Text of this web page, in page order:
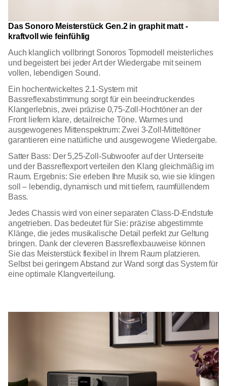
Das Sonoro Meisterstück Gen.2 in graphit matt -
kraftvoll wie feinfühlig
Auch klanglich vollbringt Sonoros Topmodell meisterliches
und begeistert bei jeder Art der Wiedergabe mit seinem
vollen, lebendigen Sound.
Ein hochentwickeltes 2.1-System mit
Bassreflexabstimmung sorgt für ein beeindruckendes
Klangerlebnis, zwei präzise 0,75-Zoll-Hochtöner an der
Front liefern klare, detailreiche Töne. Warmes und
ausgewogenes Mittenspektrum: Zwei 3-Zoll-Mitteltöner
garantieren eine natürliche und ausgewogene Wiedergabe.
Satter Bass: Der 5,25-Zoll-Subwoofer auf der Unterseite
und der Bassreflexport verteilen den Klang gleichmäßig im
Raum. Ergebnis: Sie erleben Ihre Musik so, wie sie klingen
soll – lebendig, dynamisch und mit tiefem, raumfüllendem
Bass.
Jedes Chassis wird von einer separaten Class-D-Endstufe
angetrieben. Das bedeutet für Sie: präzise abgestimmte
Klänge, die jedes musikalische Detail perfekt zur Geltung
bringen. Dank der cleveren Bassreflexbauweise können
Sie das Meisterstück flexibel in Ihrem Raum platzieren.
Selbst bei geringem Abstand zur Wand sorgt das System für
eine optimale Klangverteilung.